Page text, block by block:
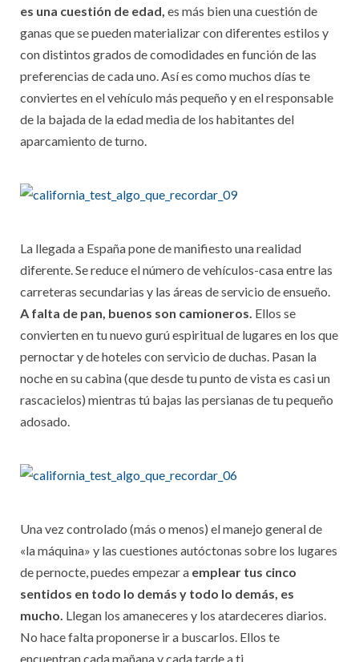
es una cuestión de edad, es más bien una cuestión de
ganas que se pueden materializar con diferentes estilos y
con distintos grados de comodidades en función de las
preferencias de cada uno. Así es como muchos días te
conviertes en el vehículo más pequeño y en el responsable
de la bajada de la edad media de los habitantes del
aparcamiento de turno.
La llegada a España pone de manifiesto una realidad
diferente. Se reduce el número de vehículos-casa entre las
carreteras secundarias y las áreas de servicio de ensueño.
A falta de pan, buenos son camioneros. Ellos se
convierten en tu nuevo gurú espiritual de lugares en los que
pernoctar y de hoteles con servicio de duchas. Pasan la
noche en su cabina (que desde tu punto de vista es casi un
rascacielos) mientras tú bajas las persianas de tu pequeño
adosado.
Una vez controlado (más o menos) el manejo general de
«la máquina» y las cuestiones autóctonas sobre los lugares
de pernocte, puedes empezar a emplear tus cinco
sentidos en todo lo demás y todo lo demás, es
mucho. Llegan los amaneceres y los atardeceres diarios.
No hace falta proponerse ir a buscarlos. Ellos te
encuentran cada mañana y cada tarde a ti.